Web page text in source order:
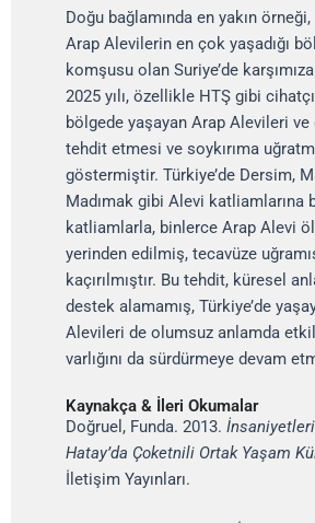
Doğu bağlamında en yakın örneği,
Arap Alevilerin en çok yaşadığı
komşusu olan Suriye’de
2025 yılı, özellikle HTŞ gibi
bölgede yaşayan Arap Alevileri ve
tehdit etmesi ve soykırıma
göstermiştir. Türkiye’de Dersim,
Madımak gibi Alevi katliamlarına
katliamlarla, binlerce Arap Alevi
yerinden edilmiş, tecavüze
kaçırılmıştır. Bu tehdit, küresel
destek alamamış, Türkiye’de
Alevileri de olumsuz anlamda
varlığını da sürdürmeye devam
Kaynakça & İleri Okumalar
Doğruel, Funda. 2013.
Hatay’da Çoketnili Ortak Yaşam
İletişim Yayınları.